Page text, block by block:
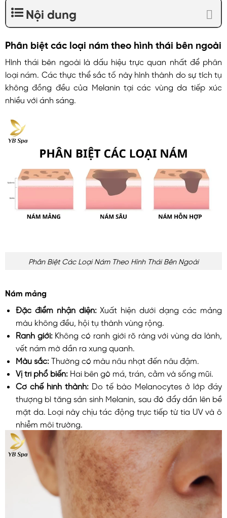
Nội dung
Phân biệt các loại nám theo hình thái bên ngoài
Hình thái bên ngoài là dấu hiệu trực quan nhất để phân
loại nám. Các thực thể sắc tố này hình thành do sự tích tụ
không đồng đều của Melanin tại các vùng da tiếp xúc
nhiều với ánh sáng.
Phân Biệt Các Loại Nám Theo Hình Thái Bên Ngoài
Nám mảng
Đặc điểm nhận diện:Xuất hiện dưới dạng các mảng
màu không đều, hội tụ thành vùng rộng.
Ranh giới:Không có ranh giới rõ ràng với vùng da lành,
vết nám mờ dần ra xung quanh.
Màu sắc:Thường có màu nâu nhạt đến nâu đậm.
Vị trí phổ biến:Hai bên gò má, trán, cằm và sống mũi.
Cơ chế hình thành:Do tế bào Melanocytes ở lớp đáy
thượng bì tăng sản sinh Melanin, sau đó đẩy dần lên bề
mặt da. Loại này chịu tác động trực tiếp từ tia UV và ô
nhiễm môi trường.